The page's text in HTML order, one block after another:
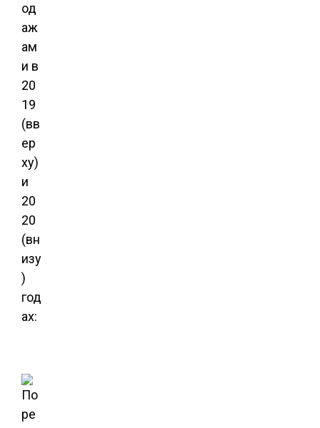
од
аж
ам
и в
20
19
(вв
ер
ху)
и
20
20
(вн
изу
)
год
ах: